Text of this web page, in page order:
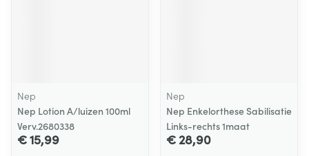
Nep
Nep Lotion A/luizen 100ml
Verv.2680338
€ 15,99
Nep
Nep Enkelorthese Sabilisatie
Links-rechts 1maat
€ 28,90